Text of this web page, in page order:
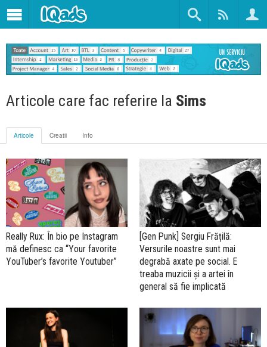
Articole care fac referire la Sims
Articole Creatii Info
Really Rux: În bio pe Instagram
mă definesc ca “Your favorite
YouTuber’s favorite Youtuber”
[Gen Punk] Sergiu Frățilă:
Versurile noastre sunt mai
degrabă axate pe social. E
treaba muzicii și a artei în
general să fie implicată